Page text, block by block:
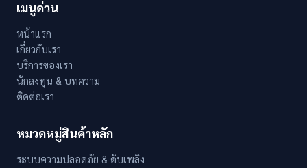
เมนูด่วน
หน้าแรก
เกี่ยวกับเรา
บริการของเรา
นักลงทุน & บทความ
ติดต่อเรา
หมวดหมู่สินค้าหลัก
ระบบความปลอดภัย & ดับเพลิง